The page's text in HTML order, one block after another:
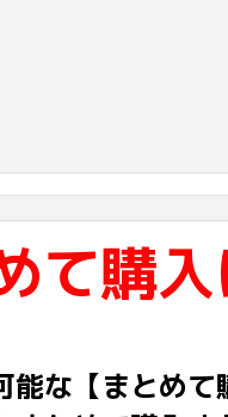
て購
な【まとめ